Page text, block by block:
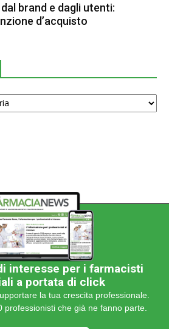
brand e dagli utenti:
d’acquisto
interesse per i farmacisti
a portata di click
la tua crescita professionale.
professionisti che già ne fanno parte.